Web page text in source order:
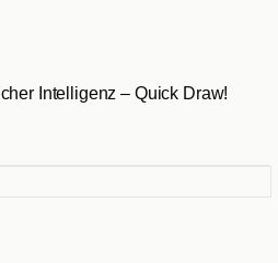
Intelligenz – Quick Draw!